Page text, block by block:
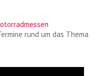
rund um das Thema